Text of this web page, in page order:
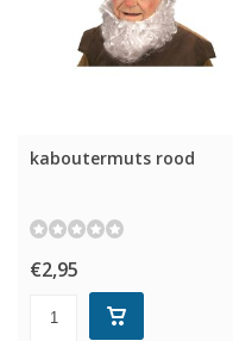
kaboutermuts rood
€2,95